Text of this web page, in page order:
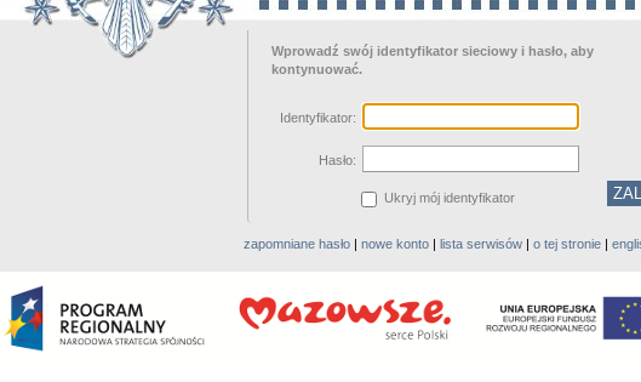
Wprowadź swój identyfikator sieciowy i hasło, aby
kontynuować.
Identyfikator:
Hasło:
Ukryj mój identyfikator
zapomniane hasło| nowe konto| lista serwisów| o tej stronie|